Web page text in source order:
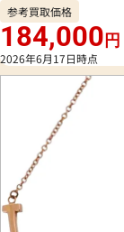
参考買取価格
184,000円
2026年6月17日時点